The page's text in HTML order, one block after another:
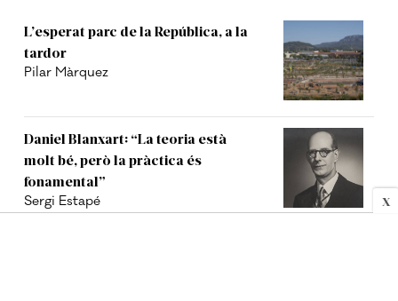
X
L’esperat parc de la República, a la
tardor
Pilar Màrquez
Daniel Blanxart: “La teoria està
molt bé, però la pràctica és
fonamental”
Sergi Estapé